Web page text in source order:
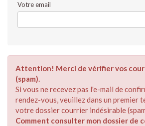
Votre email
Attention! Merci de vérifier vos
(spam).
Si vous ne recevez pas l'e-mail de
rendez-vous, veuillez dans un premier
votre dossier courrier indésirable
Comment consulter mon dossier de